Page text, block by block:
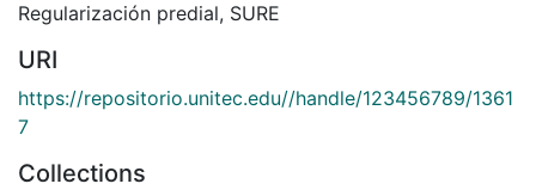
Regularización predial, SURE
URI
https://repositorio.unitec.edu//handle/123456789/1361
7
Collections